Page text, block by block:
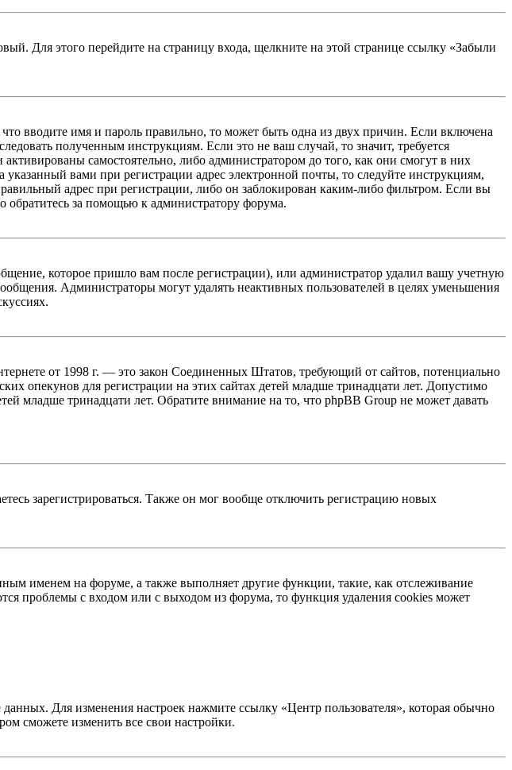
Для этого перейдите на страницу входа, щелкните на этой странице ссылку «Забыли
вводите имя и пароль правильно, то может быть одна из двух причин. Если включена
полученным инструкциям. Если это не ваш случай, то значит, требуется
самостоятельно, либо администратором до того, как они смогут в них
вами при регистрации адрес электронной почты, то следуйте инструкциям,
адрес при регистрации, либо он заблокирован каким-либо фильтром. Если вы
за помощью к администратору форума.
которое пришло вам после регистрации), или администратор удалил вашу учетную
Администраторы могут удалять неактивных пользователей в целях уменьшения
от 1998 г. — это закон Соединенных Штатов, требующий от сайтов, потенциально
опекунов для регистрации на этих сайтах детей младше тринадцати лет. Допустимо
младше тринадцати лет. Обратите внимание на то, что phpBB Group не может давать
зарегистрироваться. Также он мог вообще отключить регистрацию новых
именем на форуме, а также выполняет другие функции, такие, как отслеживание
проблемы с входом или с выходом из форума, то функция удаления cookies может
Для изменения настроек нажмите ссылку «Центр пользователя», которая обычно
сможете изменить все свои настройки.